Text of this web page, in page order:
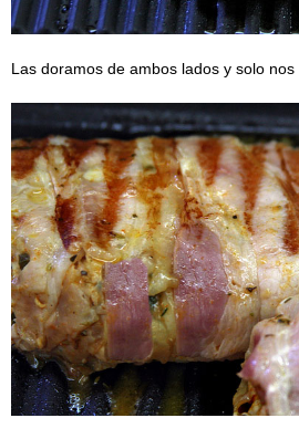
Las doramos de ambos lados y solo